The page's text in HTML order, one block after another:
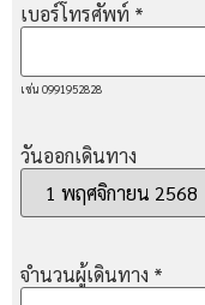
เบอร์โทรศัพท์ *
เช่น 0991952828
วันออกเดินทาง
จำนวนผู้เดินทาง *